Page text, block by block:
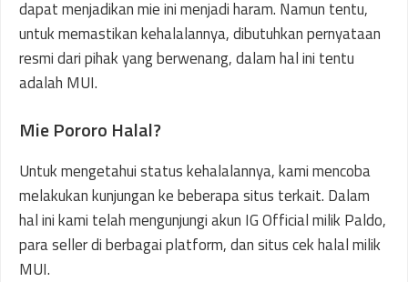
dapat menjadikan mie ini menjadi haram. Namun tentu,
untuk memastikan kehalalannya, dibutuhkan pernyataan
resmi dari pihak yang berwenang, dalam hal ini tentu
adalah MUI.
Mie Pororo Halal?
Untuk mengetahui status kehalalannya, kami mencoba
melakukan kunjungan ke beberapa situs terkait. Dalam
hal ini kami telah mengunjungi akun IG Official milik Paldo,
para seller di berbagai platform, dan situs cek halal milik
MUI.